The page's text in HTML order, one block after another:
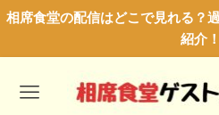
相席食堂の配信はどこで見れる？
紹介！